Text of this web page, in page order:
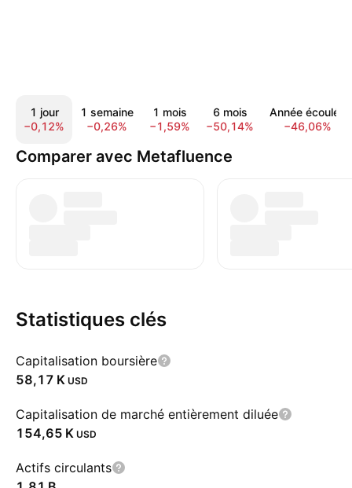
1 jour
−0,12%
1 semaine
−0,26%
1 mois
−1,59%
6 mois
−50,14%
Année écoulée
−46,06%
Comparer avec Metafluence
Statistiques clés
Capitalisation boursière
‪58,17 K‬ USD
Capitalisation de marché entièrement diluée
‪154,65 K‬ USD
Actifs circulants